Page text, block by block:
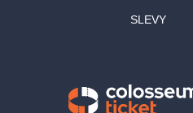
SLEVY